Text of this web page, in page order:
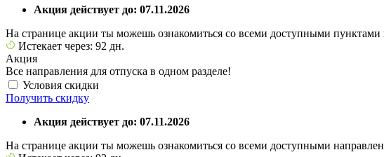
Акция действует до: 07.11.2026
На странице акции ты можешь ознакомиться со всеми доступными
Истекает через: 92 дн.
Акция
Все направления для отпуска в одном разделе!
Условия скидки
Получить скидку
Акция действует до: 07.11.2026
На странице акции ты можешь ознакомиться со всеми доступными